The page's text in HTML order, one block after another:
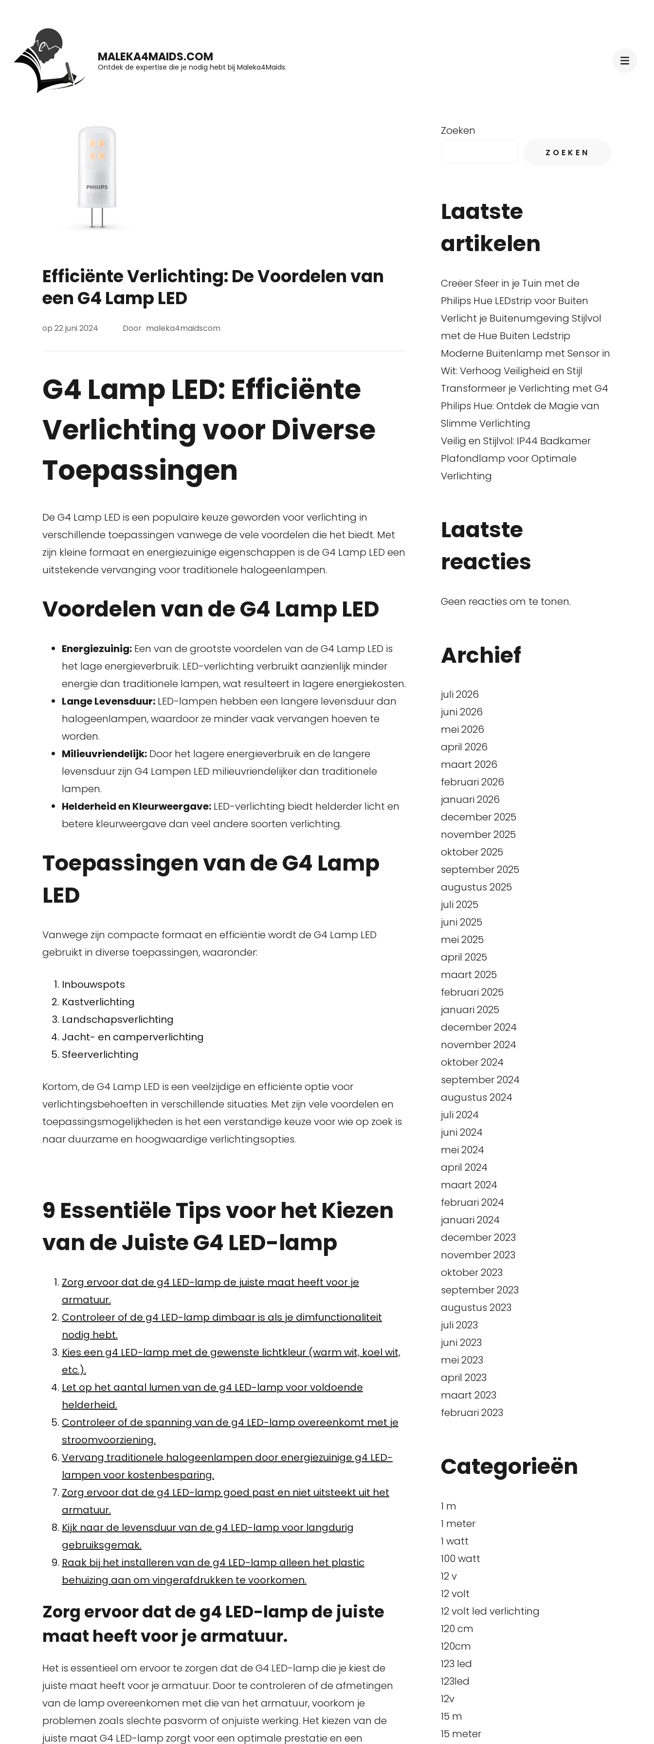
inhoud
(druk
MALEKA4MAIDS.COM
Ontdek de expertise die je nodig hebt bij Maleka4Maids.
Efficiënte Verlichting: De Voordelen van
een G4 Lamp LED
op 22 juni 2024 Door maleka4maidscom
G4 Lamp LED: Efficiënte
Verlichting voor Diverse
Toepassingen
De G4 Lamp LED is een populaire keuze geworden voor verlichting in
verschillende toepassingen vanwege de vele voordelen die het biedt. Met
zijn kleine formaat en energiezuinige eigenschappen is de G4 Lamp LED een
uitstekende vervanging voor traditionele halogeenlampen.
Voordelen van de G4 Lamp LED
Energiezuinig: Een van de grootste voordelen van de G4 Lamp LED is
het lage energieverbruik. LED-verlichting verbruikt aanzienlijk minder
energie dan traditionele lampen, wat resulteert in lagere energiekosten.
Lange Levensduur: LED-lampen hebben een langere levensduur dan
halogeenlampen, waardoor ze minder vaak vervangen hoeven te
worden.
Milieuvriendelijk: Door het lagere energieverbruik en de langere
levensduur zijn G4 Lampen LED milieuvriendelijker dan traditionele
lampen.
Helderheid en Kleurweergave: LED-verlichting biedt helderder licht en
betere kleurweergave dan veel andere soorten verlichting.
Toepassingen van de G4 Lamp
LED
Vanwege zijn compacte formaat en efficiëntie wordt de G4 Lamp LED
gebruikt in diverse toepassingen, waaronder:
Inbouwspots
Kastverlichting
Landschapsverlichting
Jacht- en camperverlichting
Sfeerverlichting
Kortom, de G4 Lamp LED is een veelzijdige en efficiënte optie voor
verlichtingsbehoeften in verschillende situaties. Met zijn vele voordelen en
toepassingsmogelijkheden is het een verstandige keuze voor wie op zoek is
naar duurzame en hoogwaardige verlichtingsopties.
9 Essentiële Tips voor het Kiezen
van de Juiste G4 LED-lamp
Zorg ervoor dat de g4 LED-lamp de juiste maat heeft voor je
armatuur.
Controleer of de g4 LED-lamp dimbaar is als je dimfunctionaliteit
nodig hebt.
Kies een g4 LED-lamp met de gewenste lichtkleur (warm wit, koel wit,
etc.).
Let op het aantal lumen van de g4 LED-lamp voor voldoende
helderheid.
Controleer of de spanning van de g4 LED-lamp overeenkomt met je
stroomvoorziening.
Vervang traditionele halogeenlampen door energiezuinige g4 LED-
lampen voor kostenbesparing.
Zorg ervoor dat de g4 LED-lamp goed past en niet uitsteekt uit het
armatuur.
Kijk naar de levensduur van de g4 LED-lamp voor langdurig
gebruiksgemak.
Raak bij het installeren van de g4 LED-lamp alleen het plastic
behuizing aan om vingerafdrukken te voorkomen.
Zorg ervoor dat de g4 LED-lamp de juiste
maat heeft voor je armatuur.
Het is essentieel om ervoor te zorgen dat de G4 LED-lamp die je kiest de
juiste maat heeft voor je armatuur. Door te controleren of de afmetingen
van de lamp overeenkomen met die van het armatuur, voorkom je
problemen zoals slechte pasvorm of onjuiste werking. Het kiezen van de
juiste maat G4 LED-lamp zorgt voor een optimale prestatie en een
Zoeken
ZOEKEN
Laatste
artikelen
Creëer Sfeer in je Tuin met de
Philips Hue LEDstrip voor Buiten
Verlicht je Buitenumgeving Stijlvol
met de Hue Buiten Ledstrip
Moderne Buitenlamp met Sensor in
Wit: Verhoog Veiligheid en Stijl
Transformeer je Verlichting met G4
Philips Hue: Ontdek de Magie van
Slimme Verlichting
Veilig en Stijlvol: IP44 Badkamer
Plafondlamp voor Optimale
Verlichting
Laatste
reacties
Geen reacties om te tonen.
Archief
juli 2026
juni 2026
mei 2026
april 2026
maart 2026
februari 2026
januari 2026
december 2025
november 2025
oktober 2025
september 2025
augustus 2025
juli 2025
juni 2025
mei 2025
april 2025
maart 2025
februari 2025
januari 2025
december 2024
november 2024
oktober 2024
september 2024
augustus 2024
juli 2024
juni 2024
mei 2024
april 2024
maart 2024
februari 2024
januari 2024
december 2023
november 2023
oktober 2023
september 2023
augustus 2023
juli 2023
juni 2023
mei 2023
april 2023
maart 2023
februari 2023
Categorieën
1 m
1 meter
1 watt
100 watt
12 v
12 volt
12 volt led verlichting
120 cm
120cm
123 led
123led
12v
15 m
15 meter